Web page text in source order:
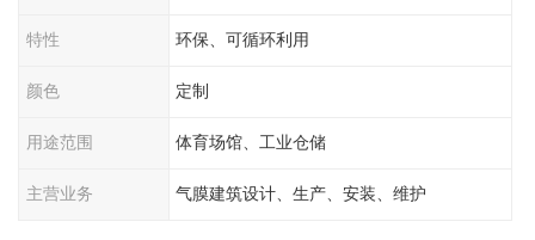
特性 环保、可循环利用
颜色 定制
用途范围 体育场馆、工业仓储
主营业务 气膜建筑设计、生产、安装、维护